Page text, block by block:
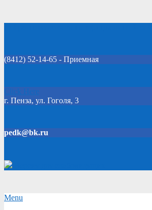
(8412) 52-14-65 - Приемная
Click Here
г. Пенза, ул. Гоголя, 3
pedk@bk.ru
Secondary
Menu